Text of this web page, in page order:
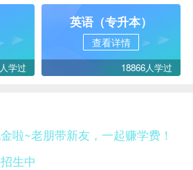
学过
英语（专升本）
查看详情
18866人学过
啦~老朋带新友，一起赚学费！
生中